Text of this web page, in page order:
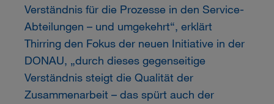
Verständnis für die Prozesse in den Service-
Abteilungen – und umgekehrt“, erklärt
Thirring den Fokus der neuen Initiative in der
DONAU, „durch dieses gegenseitige
Verständnis steigt die Qualität der
Zusammenarbeit – das spürt auch der